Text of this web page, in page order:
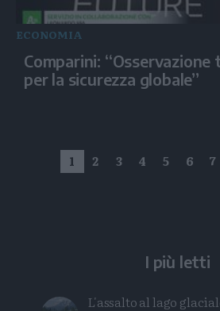
ECONOMIA
Comparini: “Osservazione
per la sicurezza globale”
1 2 3 4 5 6 7
I più letti
L'assalto al lago